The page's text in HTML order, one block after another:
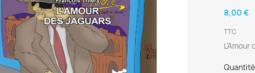
8,00 €
TTC
L'Amour
Quantité